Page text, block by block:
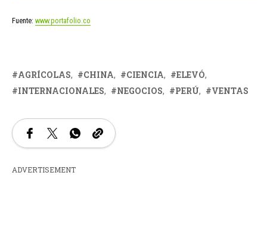
Fuente: www.portafolio.co
AGRÍCOLAS CHINA CIENCIA
ELEVÓ
INTERNACIONALES
NEGOCIOS PERÚ VENTAS
ADVERTISEMENT